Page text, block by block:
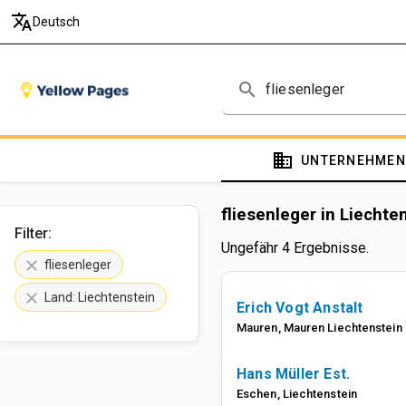
translate Deutsch
search
domain UNTERNEHMEN
Filter:
clear fliesenleger
clear Land: Liechtenstein
fliesenleger in
Ungefähr 4 Ergebnisse.
Erich Vogt Anstalt
Mauren, Mauren Liechtenstein
Hans Müller Est.
Eschen, Liechtenstein